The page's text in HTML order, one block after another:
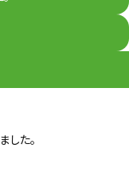
した。